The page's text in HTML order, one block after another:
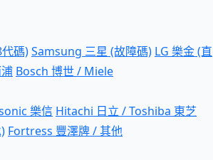
碼)Samsung 三星 (故障碼) LG 樂金 (直
Bosch 博世 / Miele
樂信 Hitachi 日立 / Toshiba 東芝
Fortress 豐澤牌 / 其他